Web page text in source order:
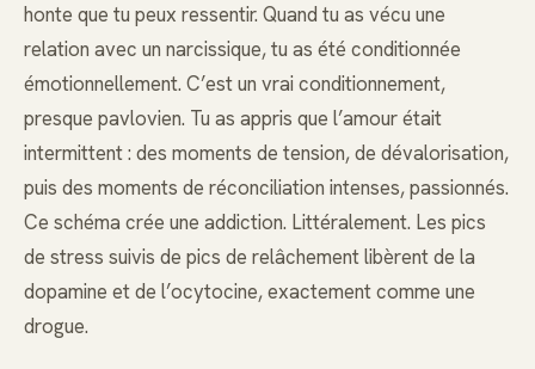
honte que tu peux ressentir. Quand tu as vécu une
relation avec un narcissique, tu as été conditionnée
émotionnellement. C’est un vrai conditionnement,
presque pavlovien. Tu as appris que l’amour était
intermittent : des moments de tension, de dévalorisation,
puis des moments de réconciliation intenses, passionnés.
Ce schéma crée une addiction. Littéralement. Les pics
de stress suivis de pics de relâchement libèrent de la
dopamine et de l’ocytocine, exactement comme une
drogue.